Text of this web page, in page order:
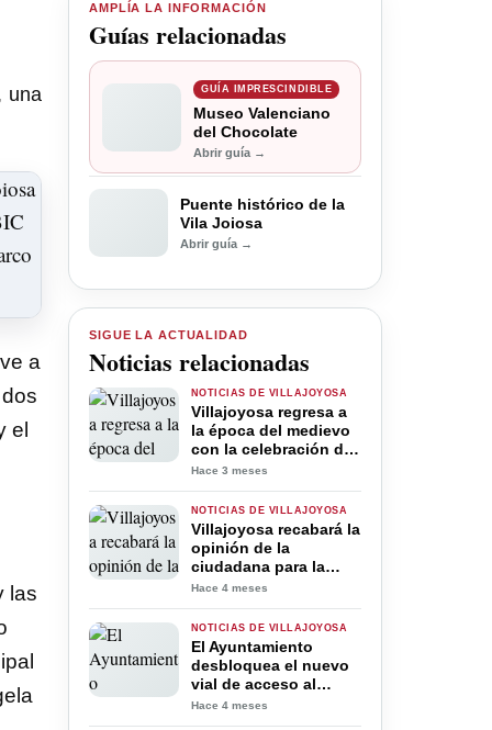
una
a
el
las
AMPLÍA LA INFORMACIÓN
Guías relacionadas
GUÍA IMPRESCINDIBLE
Museo Valenciano
del Chocolate
Abrir guía →
Puente histórico de la
Vila Joiosa
Abrir guía →
SIGUE LA ACTUALIDAD
Noticias relacionadas
NOTICIAS DE VILLAJOYOSA
Villajoyosa regresa a
la época del medievo
con la celebración del
Mercat Medieval
Hace 3 meses
NOTICIAS DE VILLAJOYOSA
Villajoyosa recabará la
opinión de la
ciudadana para la
redacción del IV Plan
de Oportunidades
entre Mujeres y
Hombres
Hace 4 meses
NOTICIAS DE VILLAJOYOSA
El Ayuntamiento
desbloquea el nuevo
vial de acceso al
puerto de Villajoyosa
Hace 4 meses